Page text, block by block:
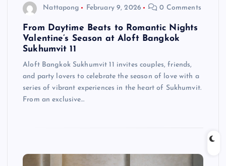
Nattapong February 9, 2026 0 Comments
From Daytime Beats to Romantic Nights
Valentine’s Season at Aloft Bangkok
Sukhumvit 11
Aloft Bangkok Sukhumvit 11 invites couples, friends,
and party lovers to celebrate the season of love with a
series of vibrant experiences in the heart of Sukhumvit.
From an exclusive…